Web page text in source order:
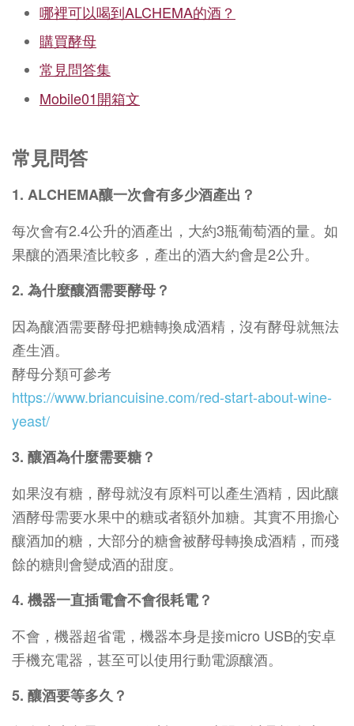
哪裡可以喝到ALCHEMA的酒？
購買酵母
常見問答集
Mobile01開箱文
常見問答
1. ALCHEMA釀一次會有多少酒產出？
每次會有2.4公升的酒產出，大約3瓶葡萄酒的量。如
果釀的酒果渣比較多，產出的酒大約會是2公升。
2. 為什麼釀酒需要酵母？
因為釀酒需要酵母把糖轉換成酒精，沒有酵母就無法
產生酒。
酵母分類可參考
https://www.briancuisine.com/red-start-about-wine-
yeast/
3. 釀酒為什麼需要糖？
如果沒有糖，酵母就沒有原料可以產生酒精，因此釀
酒酵母需要水果中的糖或者額外加糖。其實不用擔心
釀酒加的糖，大部分的糖會被酵母轉換成酒精，而殘
餘的糖則會變成酒的甜度。
4. 機器一直插電會不會很耗電？
不會，機器超省電，機器本身是接micro USB的安卓
手機充電器，甚至可以使用行動電源釀酒。
5. 釀酒要等多久？